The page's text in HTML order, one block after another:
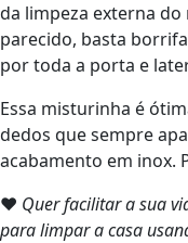
da limpeza externa
parecido, basta
por toda a porta e
Essa misturinha é
dedos que sempre
acabamento em inox.
❤ Quer facilitar a sua
para limpar a casa